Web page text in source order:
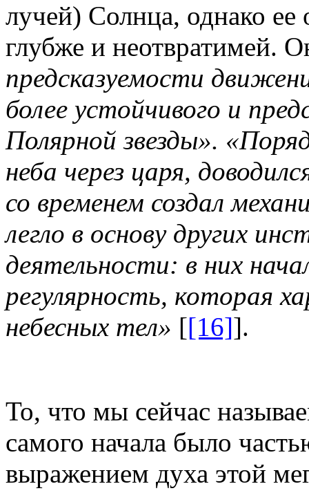
лучей) Солнца, однако ее
глубже и неотвратимей.
предсказуемости
более устойчивого и
Полярной звезды».
неба через царя,
со временем создал
легло в основу других
деятельности: в них
регулярность, которая
небесных тел» [[16]].
То, что мы сейчас
самого начала было
выражением духа этой